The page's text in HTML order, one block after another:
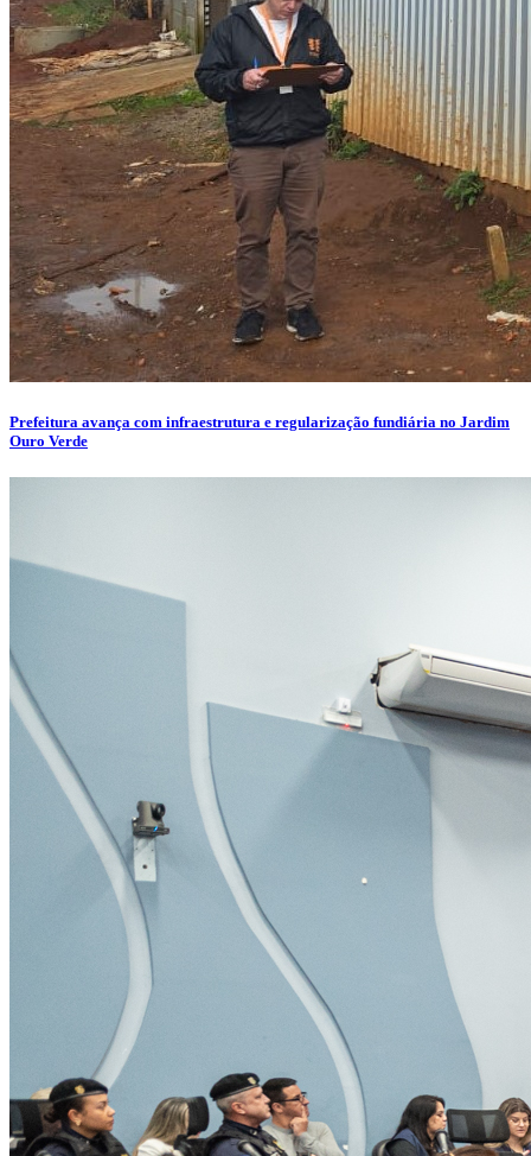
Prefeitura avança com infraestrutura e regularização fundiária no Jardim
Ouro Verde